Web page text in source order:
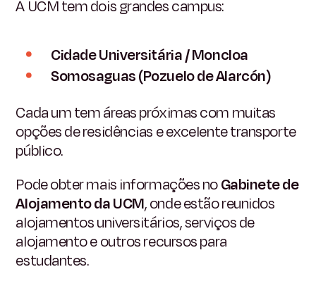
A UCM tem dois grandes campus:
Cidade Universitária / Moncloa
Somosaguas (Pozuelo de Alarcón)
Cada um tem áreas próximas com muitas
opções de residências e excelente transporte
público.
Pode obter mais informações noGabinete de
Alojamento da UCM, onde estão reunidos
alojamentos universitários, serviços de
alojamento e outros recursos para
estudantes.